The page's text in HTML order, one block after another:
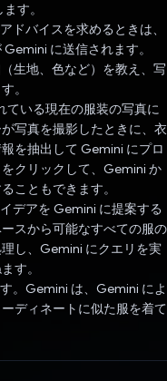
す。
ドバイスを求めるときは、
に送信されます。
生地、色など）を教え、写
。
ている現在の服装の写真に
写真を撮影したときに、衣
を抽出して Gemini にプロ
クリックして、Gemini か
こともできます。
デアを Gemini に提案する
スから可能なすべての服の
し、Gemini にクエリを実
す。
。Gemini は、Gemini によ
ディネートに似た服を着て